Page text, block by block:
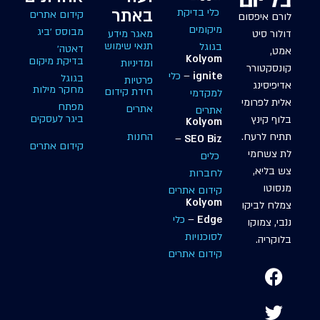
לורם איפסום
דולור סיט
אמט,
קונסקטורר
אדיפיסינג
אלית לפרומי
בלוף קינץ
תתיח לרעח.
לת צשחמי
צש בליא,
מנסוטו
צמלח לביקו
ננבי, צמוקו
בלוקריה.
כלי בדיקת
מיקומים
בגוגל
Kolyom
ignite
– כלי
למקדמי
אתרים
Kolyom
SEO Biz
–
כלים
לחברות
קידום אתרים
Kolyom
Edge
– כלי
לסוכנויות
קידום אתרים
באתר
מאגר מידע
תנאי שימוש
ומדיניות
פרטיות
חידת קידום
אתרים
החנות
קידום אתרים
מבוסס ׳ביג
דאטה׳
בדיקת מיקום
בגוגל
מחקר מילות
מפתח
ביגר לעסקים
קידום אתרים